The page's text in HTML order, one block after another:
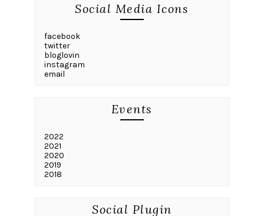
Social Media Icons
facebook
twitter
bloglovin
instagram
email
Events
2022
2021
2020
2019
2018
Social Plugin